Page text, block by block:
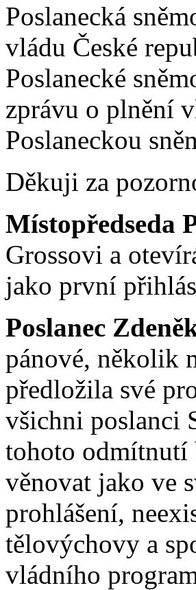
Poslanecká
vládu České
Poslanecké
zprávu o plnění
Poslaneckou
Děkuji za
Místopředseda
Grossovi a
jako první
Poslanec
pánové, několik
předložila své
všichni poslanci
tohoto odmítnutí
věnovat jako ve
prohlášení,
tělovýchovy a
vládního